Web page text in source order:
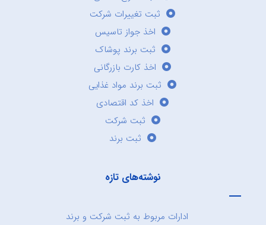
ثبت تغییرات شرکت
اخذ جواز تاسیس
ثبت برند پوشاک
اخذ کارت بازرگانی
ثبت برند مواد غذایی
اخذ کد اقتصادی
ثبت شرکت
ثبت برند
نوشته‌های تازه
ادارات مربوط به ثبت شرکت و برند